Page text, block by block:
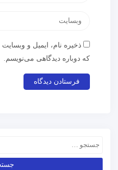
ذخیره نام، ایمیل و
که دوباره دیدگاهی می‌نویسم.